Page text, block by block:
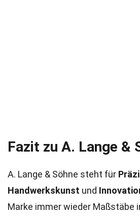
Fazit zu A. Lange &
A. Lange & Söhne steht für
Handwerkskunst und
Marke immer wieder Maßstäbe